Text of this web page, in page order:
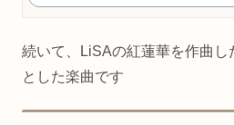
続いて、LiSAの紅蓮華を作曲し
とした楽曲です